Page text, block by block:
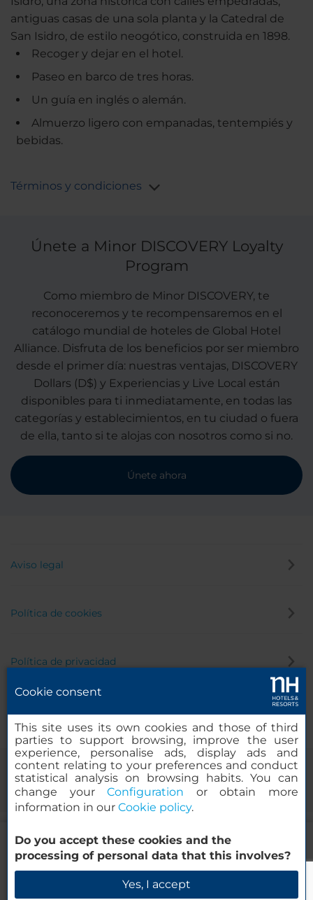
DESDE 95.59
Impuestos y tasas incluidas
Reserva ahora
antiguas casas de una sola planta y la Catedral de
San Isidro, de estilo neogótico, construida en 1898.
Recoger y dejar en el hotel.
Paseo en barco de tres horas.
Un guía en inglés o alemán.
Almuerzo ligero con empanadas, tentempiés y
bebidas.
Términos y condiciones
Únete a Minor DISCOVERY Loyalty
Program
Como miembro de Minor DISCOVERY, te
reconoceremos y te recompensaremos en el
catálogo mundial de hoteles de Global Hotel
Alliance. Disfruta de los beneficios por ser miembro
desde el primer día: nuestras ventajas, DISCOVERY
Dollars (D$) y Experiencias y Live Local están
disponibles para ti inmediatamente, en todas las
categorías y establecimientos, en tu ciudad o fuera
de ella, tanto si te alojas con nosotros como si no.
Únete ahora
Aviso legal
Política de cookies
Política de privacidad
© 2000-2026 MINOR HOTELS EUROPE & AMERICAS Santa Engracia,
Cookie consent
This site uses its own cookies and those of third
parties to support browsing, improve the user
experience, personalise ads, display ads and
content relating to your preferences and conduct
statistical analysis on browsing habits. You can
change yourConfiguration or obtain more
information in our Cookie policy.
Do you accept these cookies and the
processing of personal data that this involves?
Yes, I accept